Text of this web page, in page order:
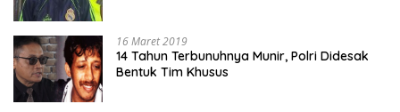
16 Maret 2019
14 Tahun Terbunuhnya Munir, Polri Didesak
Bentuk Tim Khusus